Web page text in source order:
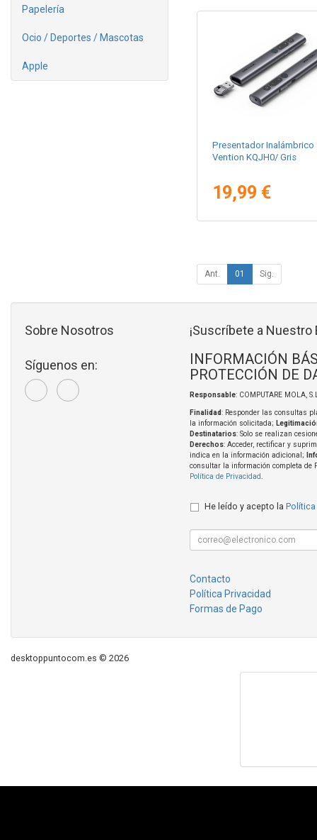
Papelería
Ocio / Deportes / Mascotas
Apple
Presentador Inalámbrico
Vention KQJH0/ Gris
19,99 €
Ant. 01 Sig.
Sobre Nosotros
Síguenos en:
¡Suscríbete a Nuestro
INFORMACIÓN
PROTECCIÓN DE
Responsable: COMPUTARE MOLA,
Finalidad: Responder las consultas
la información solicitada;
Destinatarios: Solo se realizan
Derechos: Acceder, rectificar y
indica en la información adicional;
consultar la información completa de
Política de Privacidad.
He leído y acepto la Política
Contacto
Política Privacidad
Formas de Pago
desktoppuntocom.es © 2026